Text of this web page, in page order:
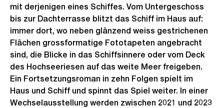
mit derjenigen eines Schiffes. Vom Untergeschoss
bis zur Dachterrasse blitzt das Schiff im Haus auf:
immer dort, wo neben glänzend weiss gestrichenen
Flächen grossformatige Fototapeten angebracht
sind, die Blicke in das Schiffsinnere oder vom Deck
des Hochseeriesen auf das weite Meer freigeben.
Ein Fortsetzungsroman in zehn Folgen spielt im
Haus und Schiff und spinnt das Spiel weiter. In einer
Wechselausstellung werden zwischen 2021 und 2023